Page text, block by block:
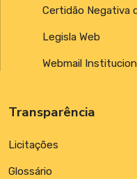
Certidão Negativa
Legisla Web
Webmail
Transparência
Licitações
Glossário